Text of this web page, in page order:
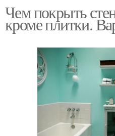
Чем покрыть
кроме плитки.